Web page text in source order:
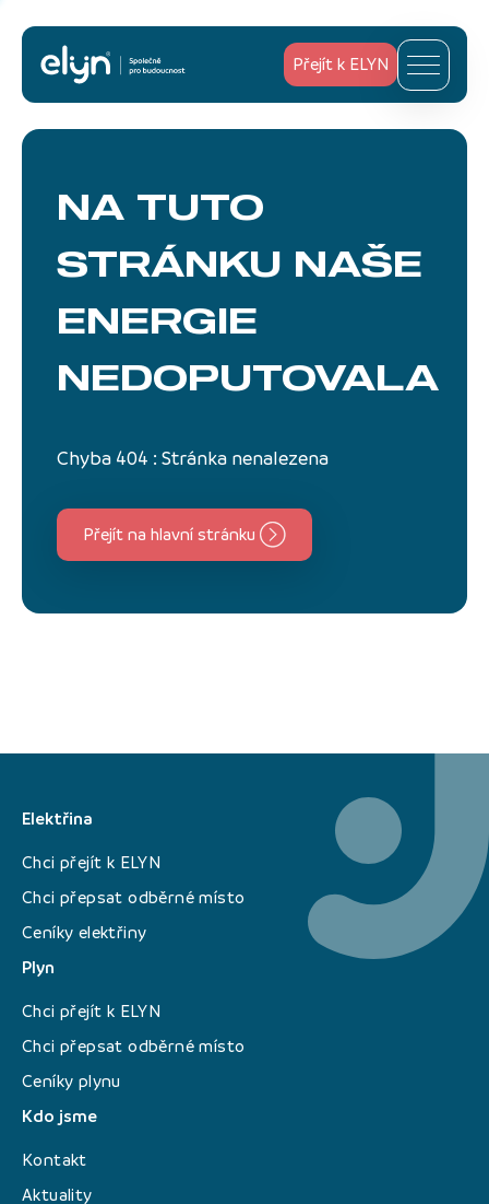
Přejít k ELYN
NA TUTO
STRÁNKU
NAŠE
ENERGIE
NEDOPUTOVALA
Chyba 404 : Stránka nenalezena
Přejít na hlavní stránku
Elektřina
Chci přejít k ELYN
Chci přepsat odběrné místo
Ceníky elektřiny
Plyn
Chci přejít k ELYN
Chci přepsat odběrné místo
Ceníky plynu
Kdo jsme
Kontakt
Aktuality